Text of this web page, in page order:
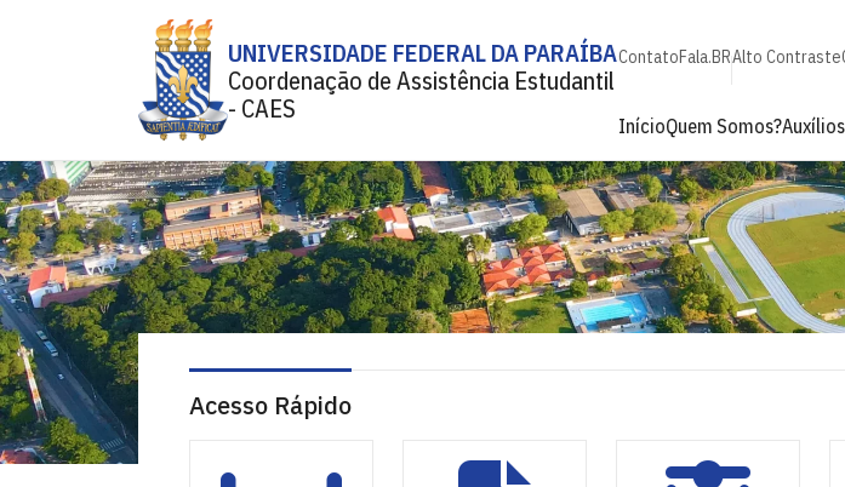
UNIVERSIDADE FEDERAL DA PARAÍBA
Coordenação de Assistência Estudantil
- CAES
ContatoFala.BRAlto Contraste
InícioQuem Somos?
Acesso Rápido